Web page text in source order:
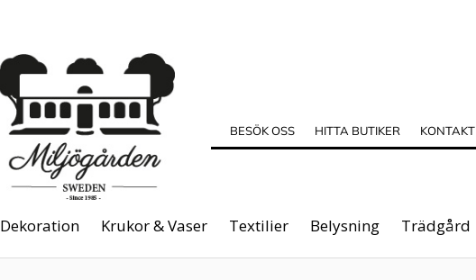
BESÖK OSS HITTA BUTIKER KONTAKT
Dekoration Krukor & Vaser Textilier Belysning Trädgård